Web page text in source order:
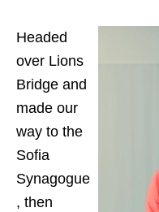
Headed
over Lions
Bridge and
made our
way to the
Sofia
Synagogue
, then